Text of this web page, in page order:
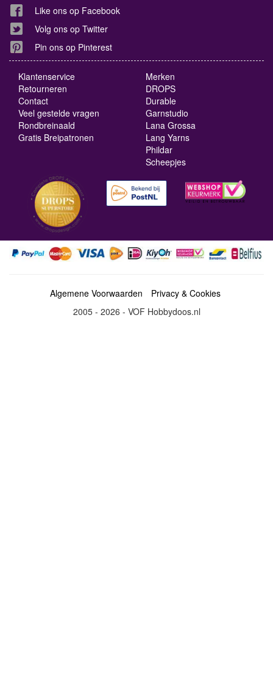
Like ons op Facebook
Volg ons op Twitter
Pin ons op Pinterest
Klantenservice
Retourneren
Contact
Veel gestelde vragen
Rondbreinaald
Gratis Breipatronen
Merken
DROPS
Durable
Garnstudio
Lana Grossa
Lang Yarns
Phildar
Scheepjes
Algemene Voorwaarden
Privacy & Cookies
2005 - 2026 - VOF Hobbydoos.nl